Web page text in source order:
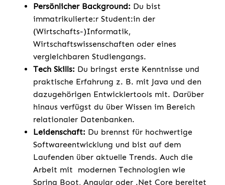
Persönlicher Background: Du bist
immatrikulierte:r Student:in der
(Wirtschafts-)Informatik,
Wirtschaftswissenschaften oder eines
vergleichbaren Studiengangs.
Tech Skills: Du bringst erste Kenntnisse und
praktische Erfahrung z. B. mit Java und den
dazugehörigen Entwicklertools mit. Darüber
hinaus verfügst du über Wissen im Bereich
relationaler Datenbanken.
Leidenschaft: Du brennst für hochwertige
Softwareentwicklung und bist auf dem
Laufenden über aktuelle Trends. Auch die
Arbeit mit modernen Technologien wie
Spring Boot, Angular oder .Net Core bereitet